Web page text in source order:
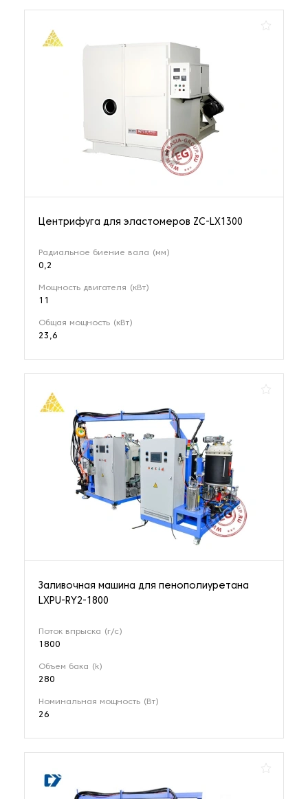
Центрифуга для эластомеров ZC-LX1300
Радиальное биение вала (мм)
0,2
Мощность двигателя (кВт)
11
Общая мощность (кВт)
23,6
Заливочная машина для пенополиуретана
LXPU-RY2-1800
Поток впрыска (г/с)
1800
Объем бака (k)
280
Номинальная мощность (Вт)
26